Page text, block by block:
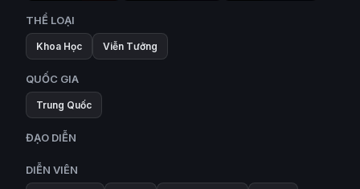
THỂ LOẠI
Khoa Học Viễn Tưởng
QUỐC GIA
Trung Quốc
ĐẠO DIỄN
DIỄN VIÊN